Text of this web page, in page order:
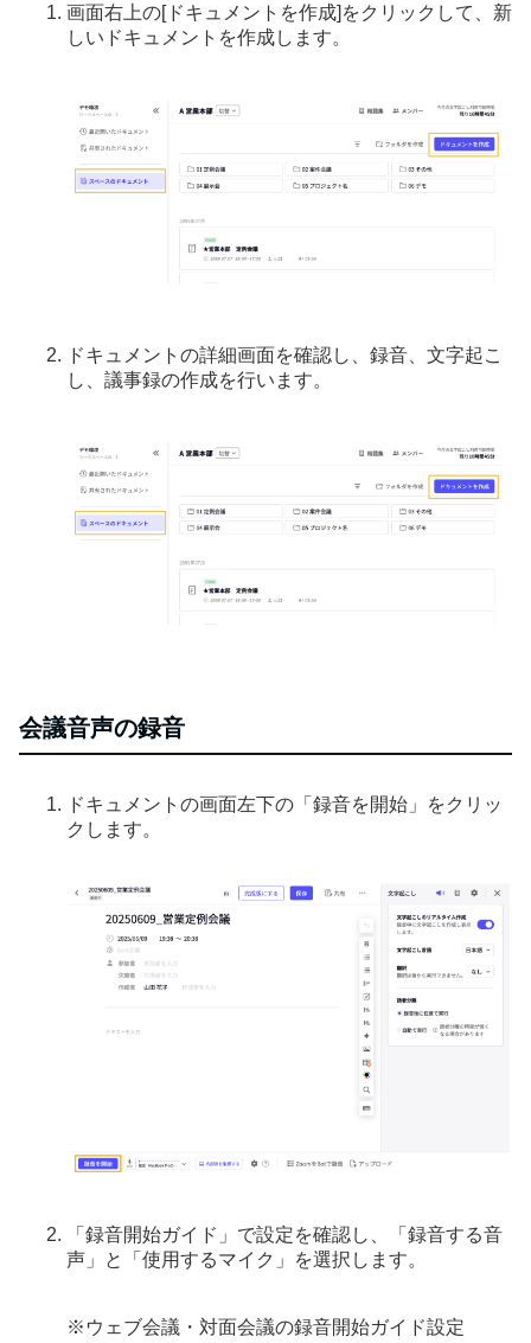
画面右上の[ドキュメントを作成]をクリックして、新
しいドキュメントを作成します。
ドキュメントの詳細画面を確認し、録音、文字起こ
し、議事録の作成を行います。
会議音声の録音
ドキュメントの画面左下の「録音を開始」をクリッ
クします。
「録音開始ガイド」で設定を確認し、「録音する音
声」と「使用するマイク」を選択します。
※ウェブ会議・対面会議の録音開始ガイド設定